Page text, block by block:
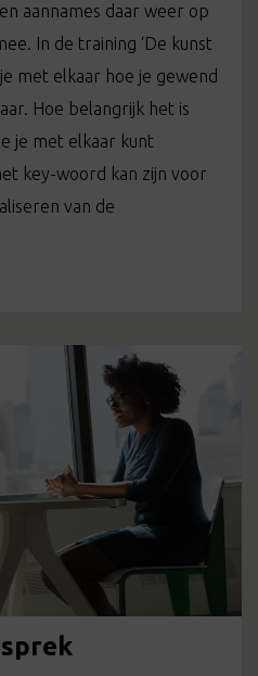
aannames daar weer op
In de training ‘De kunst
met elkaar hoe je gewend
Hoe belangrijk het is
je met elkaar kunt
key-woord kan zijn voor
van de